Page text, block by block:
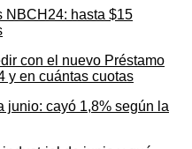
con el nuevo Préstamo
y en cuántas cuotas